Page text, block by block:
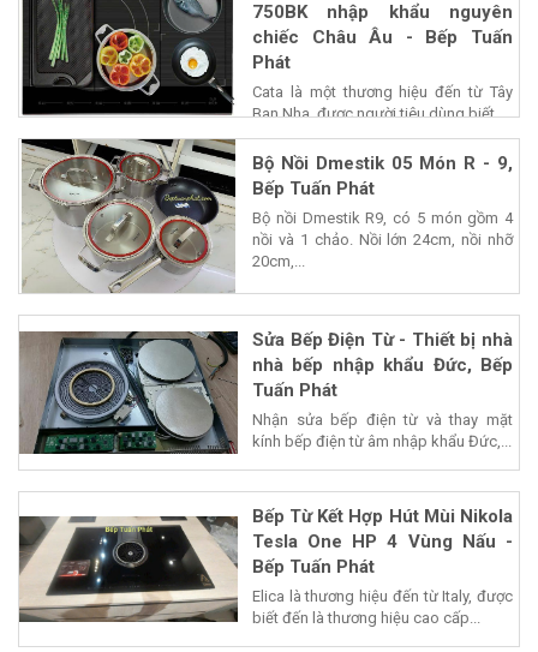
750BK nhập khẩu nguyên
chiếc Châu Âu - Bếp Tuấn
Phát
Cata là một thương hiệu đến từ Tây
Ban Nha, được người tiêu dùng biết...
Bộ Nồi Dmestik 05 Món R - 9,
Bếp Tuấn Phát
Bộ nồi Dmestik R9, có 5 món gồm 4
nồi và 1 chảo. Nồi lớn 24cm, nồi nhỡ
20cm,...
Sửa Bếp Điện Từ - Thiết bị nhà
nhà bếp nhập khẩu Đức, Bếp
Tuấn Phát
Nhận sửa bếp điện từ và thay mặt
kính bếp điện từ âm nhập khẩu Đức,...
Bếp Từ Kết Hợp Hút Mùi Nikola
Tesla One HP 4 Vùng Nấu -
Bếp Tuấn Phát
Elica là thương hiệu đến từ Italy, được
biết đến là thương hiệu cao cấp...